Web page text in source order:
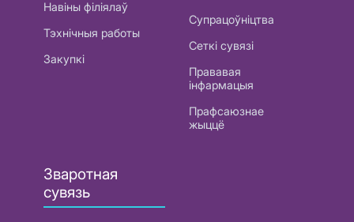
Навіны філіялаў
Тэхнічныя работы
Закупкі
Супрацоўніцтва
Сеткі сувязі
Прававая
інфармацыя
Прафсаюзнае
жыццё
Зваротная
сувязь